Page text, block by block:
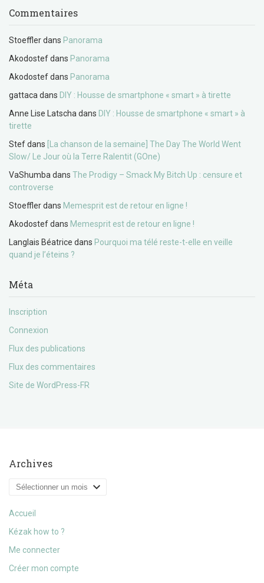
Commentaires
Stoefflerdans Panorama
Akodostefdans Panorama
Akodostefdans Panorama
gattaca dans DIY : Housse de smartphone « smart » à tirette
Anne Lise Latscha dans DIY : Housse de smartphone « smart » à
tirette
Stefdans
[La chanson de la semaine] The Day The World Went
Slow/ Le Jour où la Terre Ralentit (GOne)
VaShumba dans The Prodigy – Smack My Bitch Up : censure et
controverse
Stoefflerdans Memesprit est de retour en ligne !
Akodostefdans Memesprit est de retour en ligne !
Langlais Béatrice dans Pourquoi ma télé reste-t-elle en veille
quand je l’éteins ?
Méta
Inscription
Connexion
Flux des publications
Flux des commentaires
Site de WordPress-FR
Archives
Archives
Accueil
Kézak how to ?
Me connecter
Créer mon compte